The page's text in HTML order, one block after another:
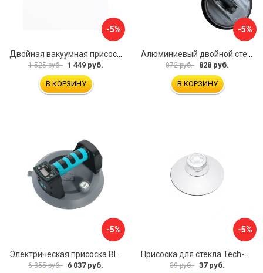
-5%
Двойная вакуумная присоска ARMA P620
1 525 руб. 1 449 руб.
В КОРЗИНУ
-5%
Алюминиевый двойной стеклодомкрат УправДом 4100002750
872 руб. 828 руб.
В КОРЗИНУ
-5%
6 355 руб. 6 037 руб.
-5%
39 руб. 37 руб.